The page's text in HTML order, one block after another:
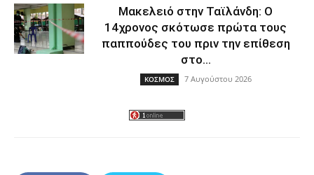
Μακελειό στην Ταϊλάνδη: Ο
14χρονος σκότωσε πρώτα τους
παππούδες του πριν την επίθεση
στο...
ΚΟΣΜΟΣ 7 Αυγούστου 2026